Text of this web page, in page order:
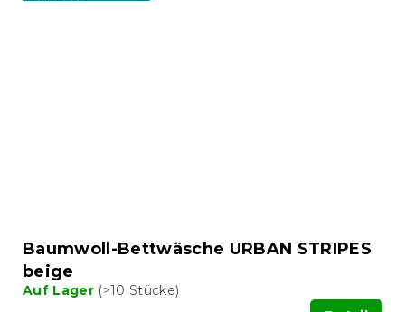
Baumwoll-Bettwäsche URBAN STRIPES
beige
Auf Lager (>10 Stücke)